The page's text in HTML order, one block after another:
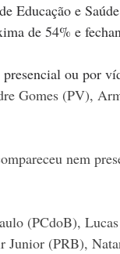
Educação e
de 54% e
ou por
Gomes (PV),
nem
(PCdoB),
Junior (PRB),